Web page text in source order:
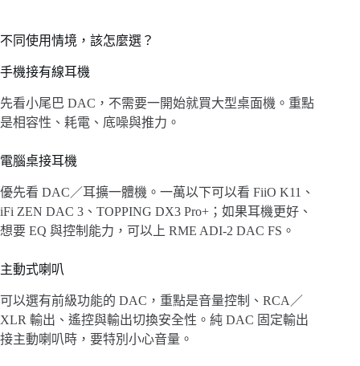
不同使用情境，該怎麼選？
手機接有線耳機
先看小尾巴 DAC，不需要一開始就買大型桌面機。重點
是相容性、耗電、底噪與推力。
電腦桌接耳機
優先看 DAC／耳擴一體機。一萬以下可以看 FiiO K11、
iFi ZEN DAC 3、TOPPING DX3 Pro+；如果耳機更好、
想要 EQ 與控制能力，可以上 RME ADI-2 DAC FS。
主動式喇叭
可以選有前級功能的 DAC，重點是音量控制、RCA／
XLR 輸出、遙控與輸出切換安全性。純 DAC 固定輸出
接主動喇叭時，要特別小心音量。